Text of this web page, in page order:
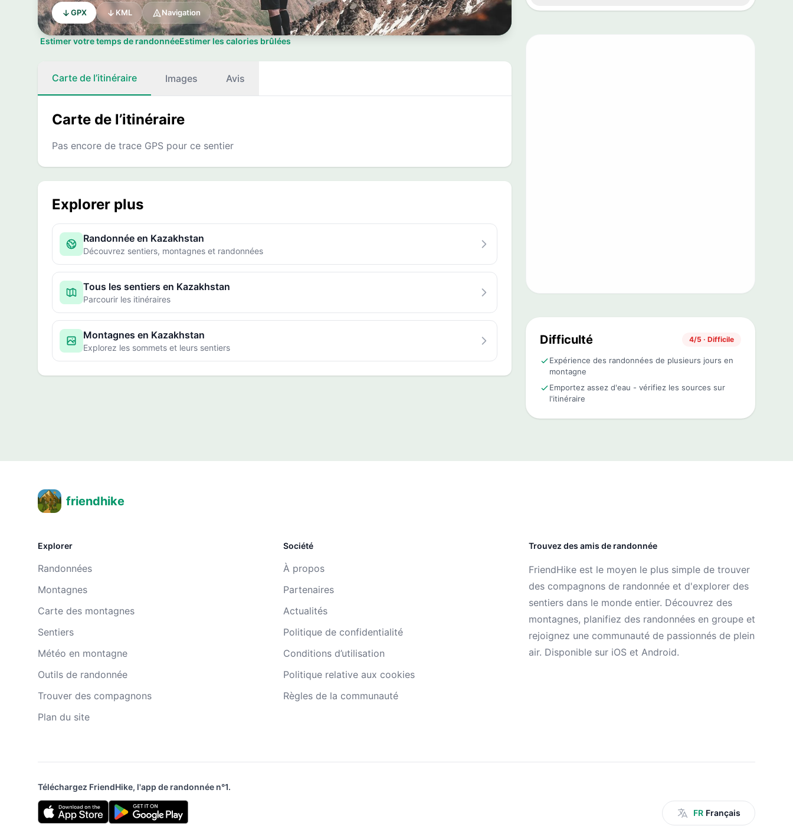
GPX KML Navigation
Estimer votre temps de randonnéeEstimer les calories brûlées
Carte de l’itinéraire Images Avis
Carte de l’itinéraire
Pas encore de trace GPS pour ce sentier
Explorer plus
Randonnée en Kazakhstan
Découvrez sentiers, montagnes et randonnées
Tous les sentiers en Kazakhstan
Parcourir les itinéraires
Montagnes en Kazakhstan
Explorez les sommets et leurs sentiers
Difficulté 4/5 · Difficile
Expérience des randonnées de plusieurs jours en
montagne
Emportez assez d'eau - vérifiez les sources sur
l'itinéraire
friendhike
Explorer
Randonnées
Montagnes
Carte des montagnes
Sentiers
Météo en montagne
Outils de randonnée
Trouver des compagnons
Plan du site
Société
À propos
Partenaires
Actualités
Politique de confidentialité
Conditions d’utilisation
Politique relative aux cookies
Règles de la communauté
Trouvez des amis de randonnée
FriendHike est le moyen le plus simple de trouver
des compagnons de randonnée et d'explorer des
sentiers dans le monde entier. Découvrez des
montagnes, planifiez des randonnées en groupe et
rejoignez une communauté de passionnés de plein
air. Disponible sur iOS et Android.
Téléchargez FriendHike, l'app de randonnée n°1.
FR Français